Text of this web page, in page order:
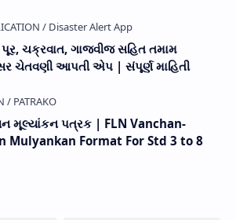
પૂર, ચક્રવાત, ગાજવીજ સહિત તમામ
ચેતવણી આપતી એપ | સંપૂર્ણ માહિતી
મૂલ્યાંકન પત્રક | FLN Vanchan-
Mulyankan Format For Std 3 to 8